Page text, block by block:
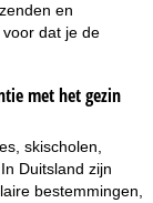
en
dat je de
met het gezin
skischolen,
Duitsland zijn
bestemmingen,